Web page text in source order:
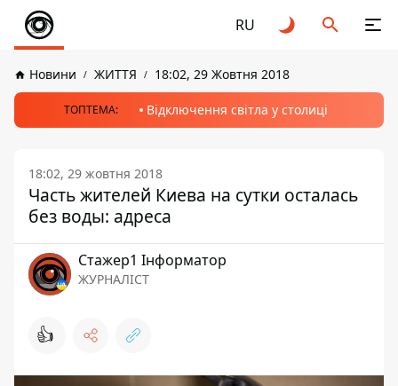
RU
Новини ЖИТТЯ 18:02, 29 Жовтня 2018
ТОПТЕМА: Відключення світла у столиці
18:02, 29 жовтня 2018
Часть жителей Киева на сутки осталась
без воды: адреса
Стажер1 Інформатор
ЖУРНАЛІСТ
👍